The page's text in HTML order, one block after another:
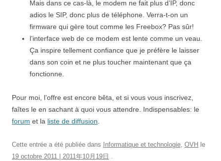
Mais dans ce cas-là, le modem ne fait plus d’IP, donc
adios le SIP, donc plus de téléphone. Verra-t-on un
firmware qui gère tout comme les Freebox? Pas sûr!
l’interface web de ce modem est lente comme un veau.
Ça inspire tellement confiance que je préfère le laisser
dans son coin et ne plus toucher maintenant que ça
fonctionne.
Pour moi, l’offre est encore bêta, et si vous vous inscrivez,
faîtes le en sachant à quoi vous attendre. Indispensables: le
forum et la liste de diffusion
Cette entrée a été publiée dans Informatique et technologie, OVH le
19 octobre 2011 | 2011年10月19日 .